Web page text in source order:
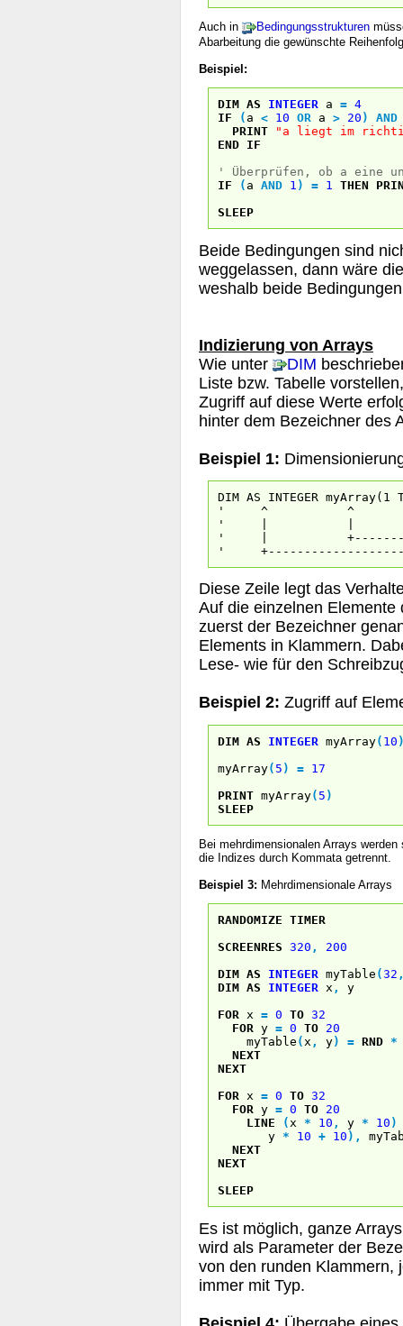
Auch in Bedingungsstrukturen
Abarbeitung die gewünschte
Beispiel:
DIM AS INTEGER a = 4
IF
( a < 10 OR a > 20 ) AND
PRINT
"a liegt im
END IF
' Überprüfen, ob a eine
IF
( a AND 1 ) = 1 THEN
SLEEP
Beide Bedingungen sind
weggelassen, dann wäre
weshalb beide
Indizierung von Arrays
Wie unter
DIM
Liste bzw. Tabelle
Zugriff auf diese Werte
hinter dem Bezeichner des
Beispiel 1:
DIM AS INTEGER myArray(1
' ^ ^
' | | +-- Anzahl
' | +----------
' +----------------------
Diese Zeile legt das
Auf die einzelnen
zuerst der Bezeichner
Elements in Klammern.
Lese- wie für den
Beispiel 2: Zugriff auf
DIM AS INTEGER myArray( 10
myArray( 5 ) = 17
PRINT myArray( 5 )
SLEEP
Bei mehrdimensionalen Arrays
die Indizes durch Kommata getrennt.
Beispiel 3: Mehrdimensionale Arrays
RANDOMIZE TIMER
SCREENRES 320 ,
200
DIM AS INTEGER myTable (32
DIM AS INTEGER x ,
y
FOR x = 0 TO 32
FOR y = 0 TO 20
myTable (x , y) = RND *
NEXT
NEXT
FOR x = 0 TO 32
FOR y = 0 TO 20
LINE
(x * 10 , y * 10 )
y * 10 + 10 ) ,
NEXT
NEXT
SLEEP
Es ist möglich, ganze
wird als Parameter der
von den runden Klammern,
immer mit Typ.